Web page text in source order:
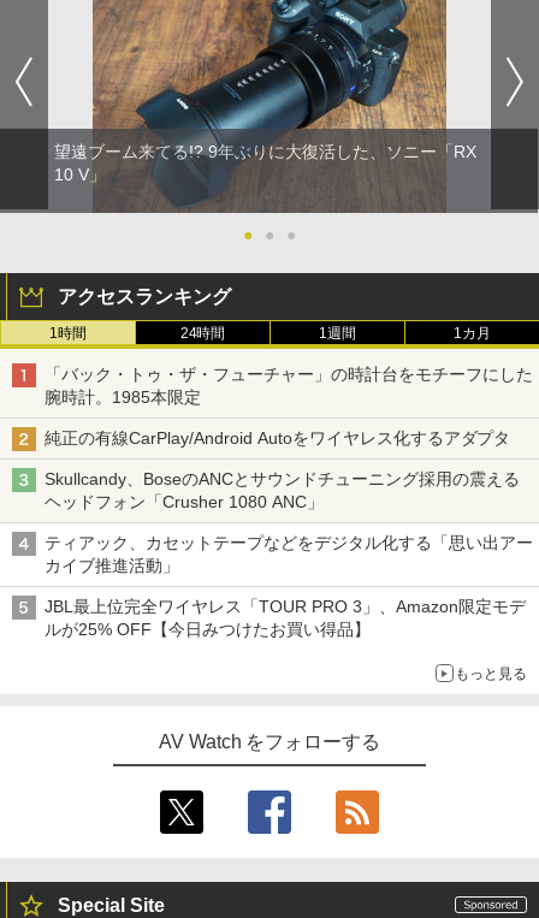
望遠ブーム来てる!? 9年ぶりに大復活した、ソニー「RX
10 V」
● ● ●
アクセスランキング
1時間 24時間 1週間 1カ月
「バック・トゥ・ザ・フューチャー」の時計台をモチーフにした
腕時計。1985本限定
純正の有線CarPlay/Android Autoをワイヤレス化するアダプタ
Skullcandy、BoseのANCとサウンドチューニング採用の震える
ヘッドフォン「Crusher 1080 ANC」
ティアック、カセットテープなどをデジタル化する「思い出アー
カイブ推進活動」
JBL最上位完全ワイヤレス「TOUR PRO 3」、Amazon限定モデ
ルが25% OFF【今日みつけたお買い得品】
もっと見る
AV Watch をフォローする
Special Site